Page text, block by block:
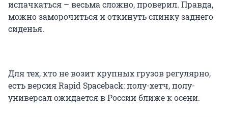
испачкаться – весьма сложно, проверил. Правда,
можно заморочиться и откинуть спинку заднего
сиденья.
Для тех, кто не возит крупных грузов регулярно,
есть версия Rapid Spaceback: полу-хетч, полу-
универсал ожидается в России ближе к осени.